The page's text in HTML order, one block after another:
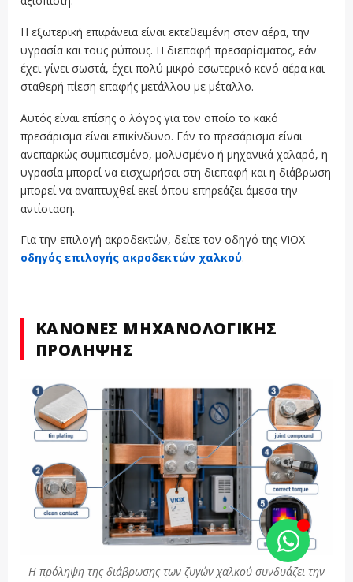
Η εξωτερική επιφάνεια είναι εκτεθειμένη στον αέρα, την
υγρασία και τους ρύπους. Η διεπαφή πρεσαρίσματος, εάν
έχει γίνει σωστά, έχει πολύ μικρό εσωτερικό κενό αέρα και
σταθερή πίεση επαφής μετάλλου με μέταλλο.
Αυτός είναι επίσης ο λόγος για τον οποίο το κακό
πρεσάρισμα είναι επικίνδυνο. Εάν το πρεσάρισμα είναι
ανεπαρκώς συμπιεσμένο, μολυσμένο ή μηχανικά χαλαρό, η
υγρασία μπορεί να εισχωρήσει στη διεπαφή και η διάβρωση
μπορεί να αναπτυχθεί εκεί όπου επηρεάζει άμεσα την
αντίσταση.
Για την επιλογή ακροδεκτών, δείτε τον οδηγό της VIOX
οδηγός επιλογής ακροδεκτών χαλκού.
ΚΑΝΌΝΕΣ ΜΗΧΑΝΟΛΟΓΙΚΉΣ
ΠΡΌΛΗΨΗΣ
Η πρόληψη της διάβρωσης των ζυγών χαλκού συνδυάζει την